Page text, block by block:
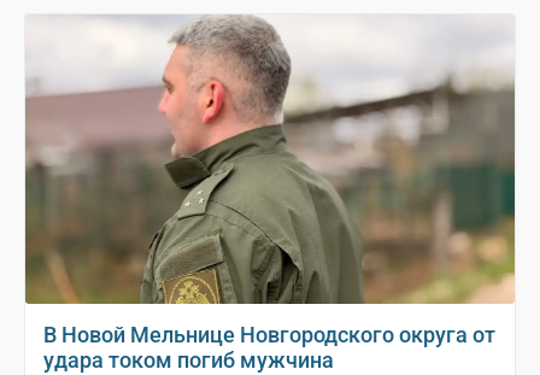
В Новой Мельнице Новгородского округа от
удара током погиб мужчина